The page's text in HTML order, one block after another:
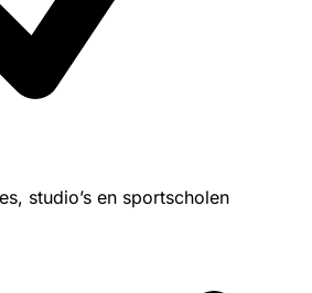
studio’s en sportscholen